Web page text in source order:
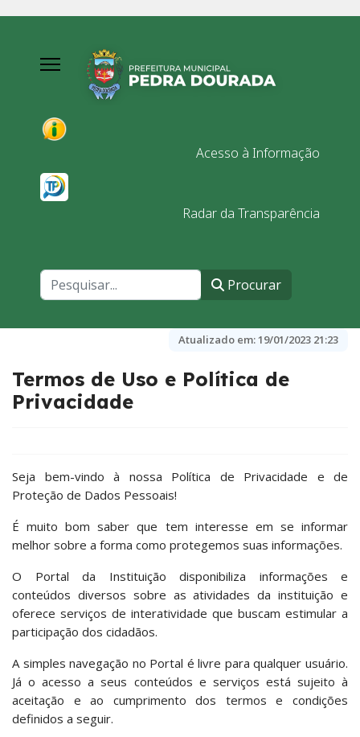
Acesso à Informação
Radar da Transparência
Procurar
Atualizado em:19/01/2023 21:23
Termos de Uso e Política de
Privacidade
Seja bem-vindo à nossa Política de Privacidade e de
Proteção de Dados Pessoais!
É muito bom saber que tem interesse em se informar
melhor sobre a forma como protegemos suas informações.
O Portal da Instituição disponibiliza informações e
conteúdos diversos sobre as atividades da instituição e
oferece serviços de interatividade que buscam estimular a
participação dos cidadãos.
A simples navegação no Portal é livre para qualquer usuário.
Já o acesso a seus conteúdos e serviços está sujeito à
aceitação e ao cumprimento dos termos e condições
definidos a seguir.